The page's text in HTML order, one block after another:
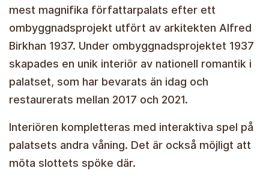
mest magnifika författarpalats efter ett
ombyggnadsprojekt utfört av arkitekten Alfred
Birkhan 1937. Under ombyggnadsprojektet 1937
skapades en unik interiör av nationell romantik i
palatset, som har bevarats än idag och
restaurerats mellan 2017 och 2021.
Interiören kompletteras med interaktiva spel på
palatsets andra våning. Det är också möjligt att
möta slottets spöke där.